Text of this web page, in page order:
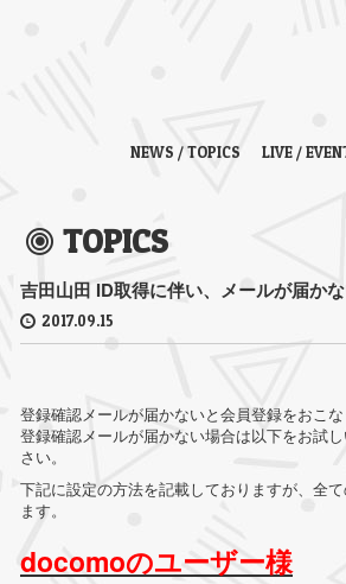
NEWS / TOPICS LIVE /
TOPICS
吉田山田 ID取得に伴い、メールが届か
2017.09.15
登録確認メールが届かないと会員登録をおこな
登録確認メールが届かない場合は以下をお試し
さい。
下記に設定の方法を記載しておりますが、全
ます。
docomoのユーザー様